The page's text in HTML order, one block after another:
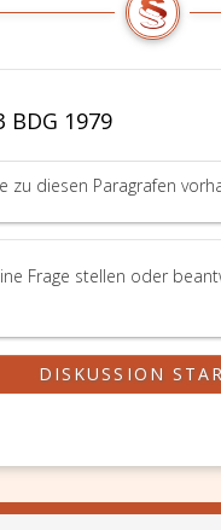
BDG 1979
zu diesen Paragrafen
Frage stellen oder
DISKUSSION